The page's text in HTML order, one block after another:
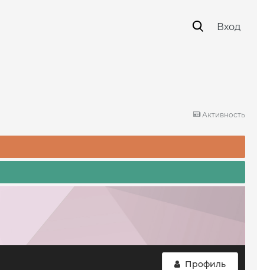
Вход
Активность
Профиль